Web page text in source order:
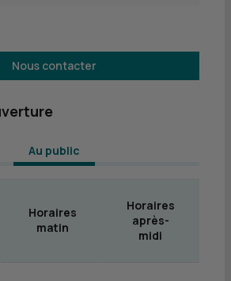
Nous contacter
Au public
Horaires
matin
Horaires
après-
midi